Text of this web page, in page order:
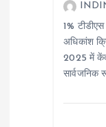
1%
अधिकांश
2025 में
सार्वजनिक